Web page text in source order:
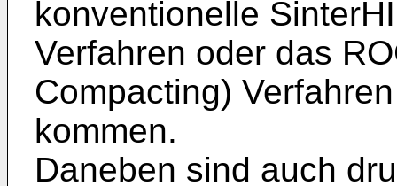
konventionelle
Verfahren oder das
Compacting)
kommen.
Daneben sind auch